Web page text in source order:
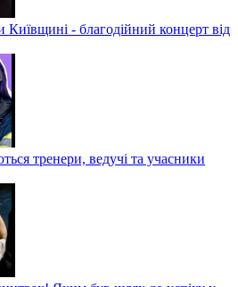
- благодійний концерт від
тренери, ведучі та учасники